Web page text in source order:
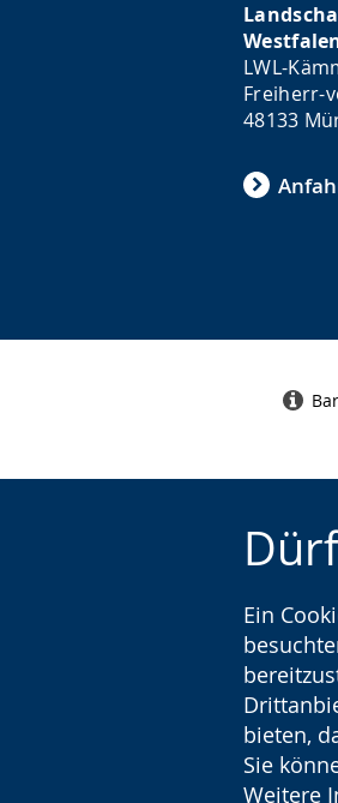
Ein
bieten,
Sie
Weitere
LWL-
Freiherr-
48133